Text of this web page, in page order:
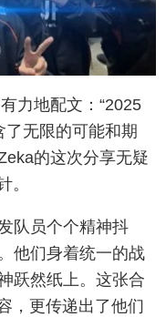
力地配文：“2025
了无限的可能和期
的这次分享无疑
。
队员个个精神抖
他们身着统一的战
跃然纸上。这张合
，更传递出了他们